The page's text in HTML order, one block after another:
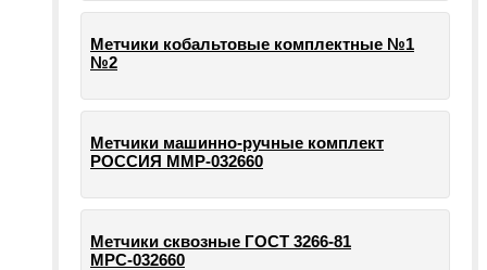
Метчики кобальтовые комплектные №1
№2
Метчики машинно-ручные комплект
РОССИЯ ММР-032660
Метчики сквозные ГОСТ 3266-81
МРС-032660